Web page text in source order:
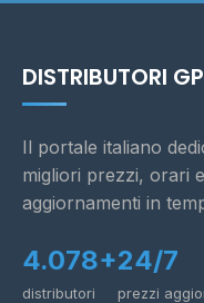
DISTRIBUTORI
Il portale italiano
migliori prezzi, orari
aggiornamenti in
4.078+
distributori
24/7
prezzi